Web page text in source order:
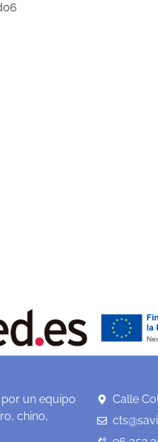
un equipo
chino,
Calle